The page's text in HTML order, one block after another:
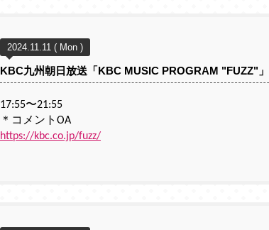
2024.11.11 ( Mon )
KBC九州朝日放送「KBC MUSIC PROGRAM "FUZZ"」
17:55〜21:55
＊コメントOA
https://kbc.co.jp/fuzz/